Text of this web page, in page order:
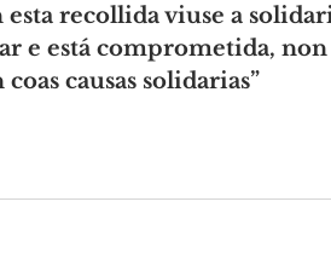
recollida viuse a
e está comprometida,
causas solidarias”